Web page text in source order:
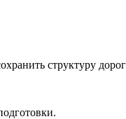
структуру